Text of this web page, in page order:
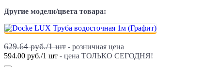
Другие модели/цвета товара:
629.64 руб./1шт - розничная цена
594.00 руб./1 шт - цена ТОЛЬКО СЕГОДНЯ!